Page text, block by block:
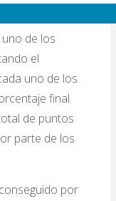
de los
el
uno de los
final
de puntos
parte de los
por